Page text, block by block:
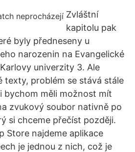
Zvláštní
kapitolu pak
byly předneseny u
narozenin na Evangelické
univerzity 3. Ale
texty, problém se stává stále
bychom měli možnost mít
zvukový soubor nativně po
si chceme přečíst později.
Store najdeme aplikace
je jednou z nich, což je